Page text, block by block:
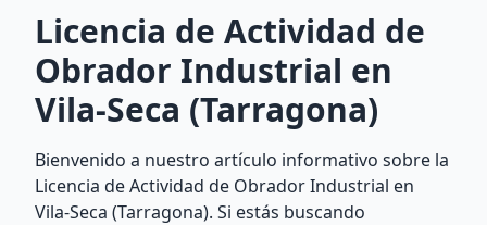
Licencia de Actividad de
Obrador Industrial en
Vila-Seca (Tarragona)
Bienvenido a nuestro artículo informativo sobre la
Licencia de Actividad de Obrador Industrial en
Vila-Seca (Tarragona). Si estás buscando